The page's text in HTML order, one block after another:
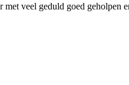
veel geduld goed geholpen